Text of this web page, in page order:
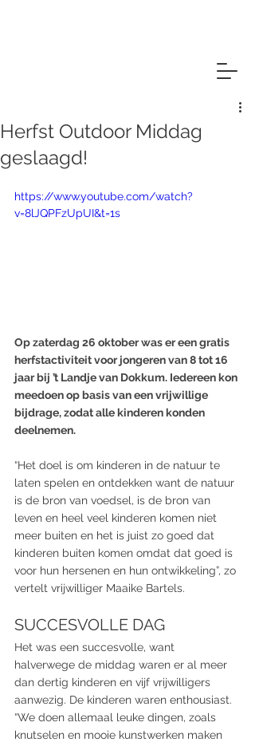
Herfst Outdoor Middag
geslaagd!
https://www.youtube.com/watch?
v=8lJQPFzUpUI&t=1s
Op zaterdag 26 oktober was er een gratis
herfstactiviteit voor jongeren van 8 tot 16
jaar bij ’t Landje van Dokkum. Iedereen kon
meedoen op basis van een vrijwillige
bijdrage, zodat alle kinderen konden
deelnemen.
“Het doel is om kinderen in de natuur te
laten spelen en ontdekken want de natuur
is de bron van voedsel, is de bron van
leven en heel veel kinderen komen niet
meer buiten en het is juist zo goed dat
kinderen buiten komen omdat dat goed is
voor hun hersenen en hun ontwikkeling”, zo
vertelt vrijwilliger Maaike Bartels.
SUCCESVOLLE DAG
Het was een succesvolle, want
halverwege de middag waren er al meer
dan dertig kinderen en vijf vrijwilligers
aanwezig. De kinderen waren enthousiast.
“We doen allemaal leuke dingen, zoals
knutselen en mooie kunstwerken maken